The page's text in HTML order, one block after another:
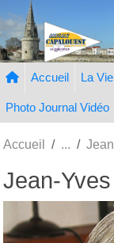
Accueil La
Photo Journal Vidéo
Accueil
Jean-
Panneau de